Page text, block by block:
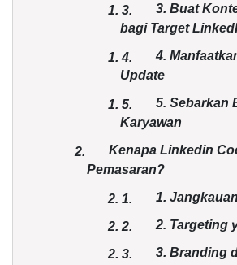
1. 3.
3. Buat
bagi Target
1.4.
4.
Update
1. 5.
5. Sebarkan
Karyawan
2.
Kenapa Linkedin
Pemasaran?
2. 1. 1.
2. 2. 2. Targeting
2. 3. 3. Branding